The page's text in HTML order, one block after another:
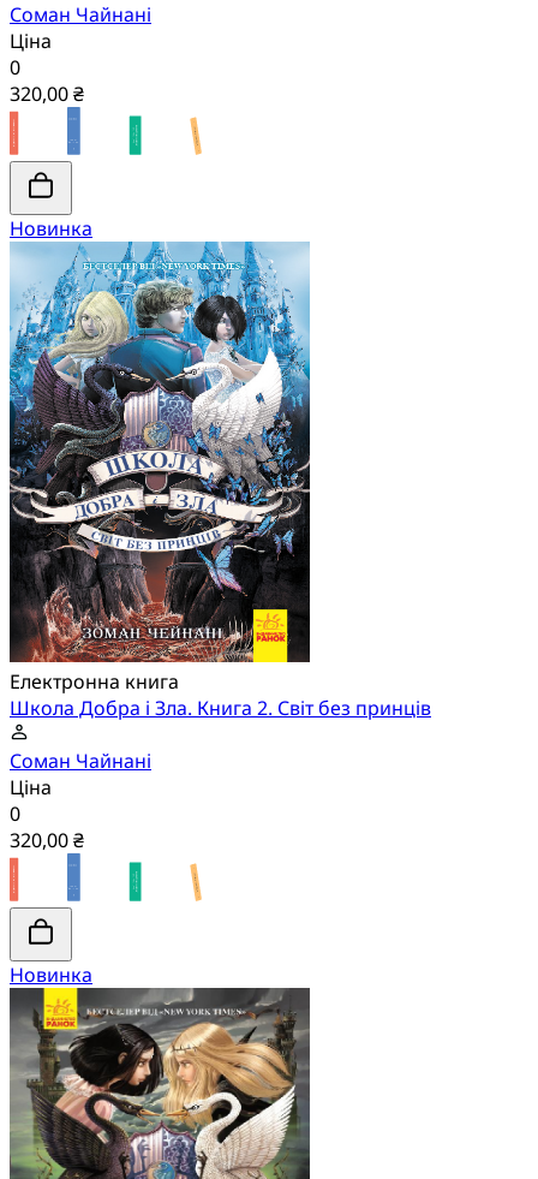
Соман Чайнані
Ціна
0
320,00 ₴
Новинка
Електронна книга
Школа Добра і Зла. Книга 2. Світ без принців
Соман Чайнані
Ціна
0
320,00 ₴
Новинка